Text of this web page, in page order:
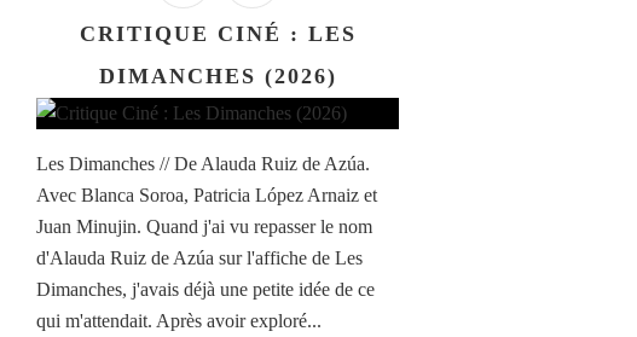
CRITIQUE CINÉ : LES
DIMANCHES (2026)
Les Dimanches // De Alauda Ruiz de Azúa.
Avec Blanca Soroa, Patricia López Arnaiz et
Juan Minujin. Quand j'ai vu repasser le nom
d'Alauda Ruiz de Azúa sur l'affiche de Les
Dimanches, j'avais déjà une petite idée de ce
qui m'attendait. Après avoir exploré...